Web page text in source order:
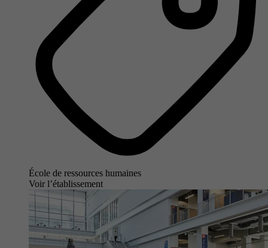
École de ressources humaines
Voir l’établissement